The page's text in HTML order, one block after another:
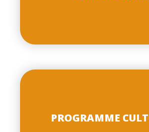
PROGRAMME